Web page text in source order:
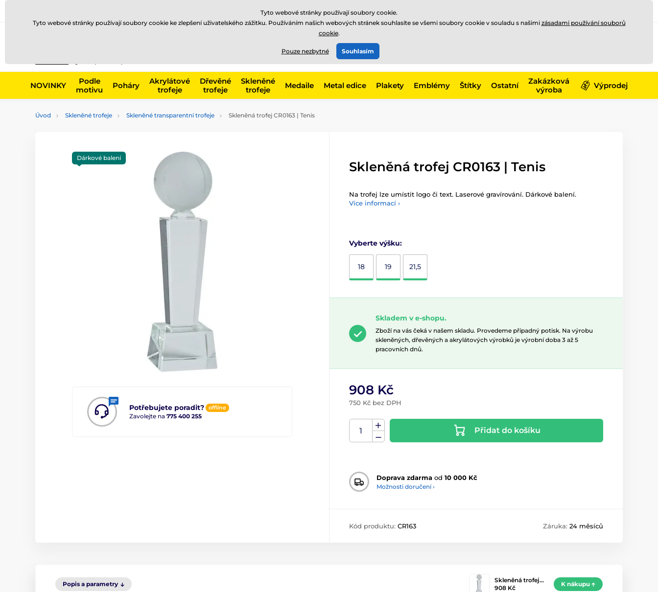
775 400 255
Zavolejte nám
NOVINKY
Podle
motivu
Poháry
Akrylátové
trofeje
Dřevěné
trofeje
Skleněné
trofeje
Medaile Metal edice Plakety Emblémy Štítky Ostatní
Zakázková
výroba
Výprodej
Úvod Skleněné trofeje Skleněné transparentní trofeje Skleněná trofej CR0163 | Tenis
Potřebujete poradit? offline
Zavolejte na 775 400 255
Dárkové balení
Skleněná trofej CR0163 | Tenis
Na trofej lze umístit logo či text. Laserové gravírování. Dárkové balení.
Více informací ›
Vyberte výšku:
18 19 21,5
Skladem v e-shopu.
Zboží na vás čeká v našem skladu. Provedeme případný potisk. Na výrobu
skleněných, dřevěných a akrylátových výrobků je výrobní doba 3 až 5
pracovních dnů.
908 Kč
750 Kč bez DPH
Přidat do košíku
Doprava zdarma od 10 000 Kč
Možnosti doručení ›
Kód produktu: CR163 Záruka: 24 měsíců
Popis a parametry
Skleněná trofej…
908 Kč
K nákupu
Tyto webové stránky používají soubory cookie.
Tyto webové stránky používají soubory cookie ke zlepšení uživatelského zážitku. Používáním našich webových stránek souhlasíte se všemi soubory cookie v souladu s našimi zásadami používání souborů
cookie.
Pouze nezbytné Souhlasím